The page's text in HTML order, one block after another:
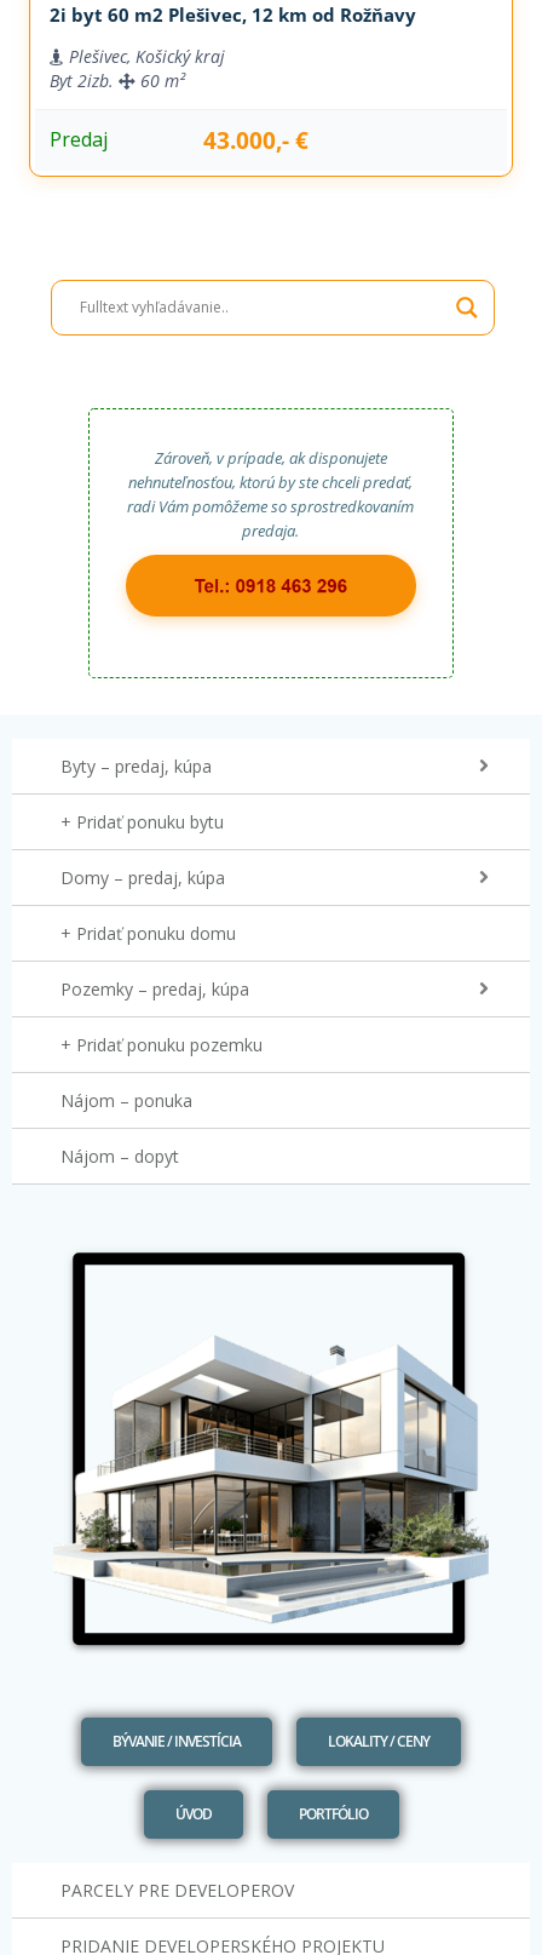
2i byt 60 m2 Plešivec, 12 km od Rožňavy
Plešivec, Košický kraj
Byt 2izb. 60 m²
Predaj 43.000,- €
Zároveň, v prípade, ak disponujete
nehnuteľnosťou, ktorú by ste chceli predať,
radi Vám pomôžeme so sprostredkovaním
predaja.
Byty – predaj, kúpa
+ Pridať ponuku bytu
Domy – predaj, kúpa
+ Pridať ponuku domu
Pozemky – predaj, kúpa
+ Pridať ponuku pozemku
Nájom – ponuka
Nájom – dopyt
BÝVANIE / INVESTÍCIA LOKALITY / CENY
ÚVOD PORTFÓLIO
PARCELY PRE DEVELOPEROV
PRIDANIE DEVELOPERSKÉHO PROJEKTU